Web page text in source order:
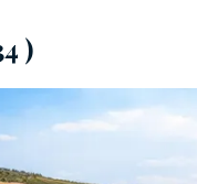
菜的大型廚房
接待 或作為員工
能。
)